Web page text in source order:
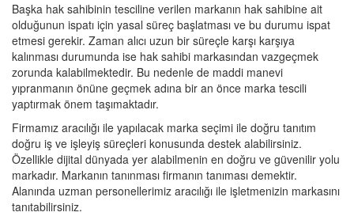
Başka hak sahibinin tesciline verilen markanın hak sahibine ait
olduğunun ispatı için yasal süreç başlatması ve bu durumu ispat
etmesi gerekir. Zaman alıcı uzun bir süreçle karşı karşıya
kalınması durumunda ise hak sahibi markasından vazgeçmek
zorunda kalabilmektedir. Bu nedenle de maddi manevi
yıpranmanın önüne geçmek adına bir an önce marka tescili
yaptırmak önem taşımaktadır.
Firmamız aracılığı ile yapılacak marka seçimi ile doğru tanıtım
doğru iş ve işleyiş süreçleri konusunda destek alabilirsiniz.
Özellikle dijital dünyada yer alabilmenin en doğru ve güvenilir yolu
markadır. Markanın tanınması firmanın tanıması demektir.
Alanında uzman personellerimiz aracılığı ile işletmenizin markasını
tanıtabilirsiniz.